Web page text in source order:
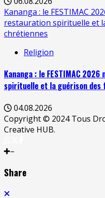
Kananga : le FESTIMAC
restauration spirituelle et
chrétiennes
Religion
Kananga : le FESTIMAC
spirituelle et la guérison des
04.08.2026
Copyright © 2024 Tous
Creative HUB.
Share